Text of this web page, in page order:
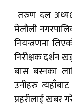
तरुण दल
मेलौली
नियन्त्रणमा
निरीक्षक दर्शन
बास बस्नका
उनीहरु
प्रहरीलाई खबर